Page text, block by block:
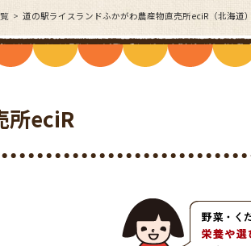
道の駅ライスランドふかがわ農産物直売所eciR（北海道
所eciR